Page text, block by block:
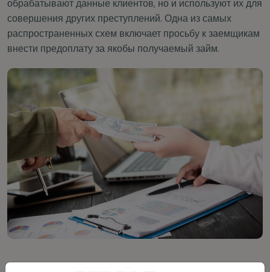
обрабатывают данные клиентов, но и используют их для
совершения других преступлений. Одна из самых
распространенных схем включает просьбу к заемщикам
внести предоплату за якобы получаемый займ.